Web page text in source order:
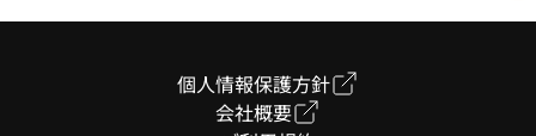
個人情報保護方針
会社概要